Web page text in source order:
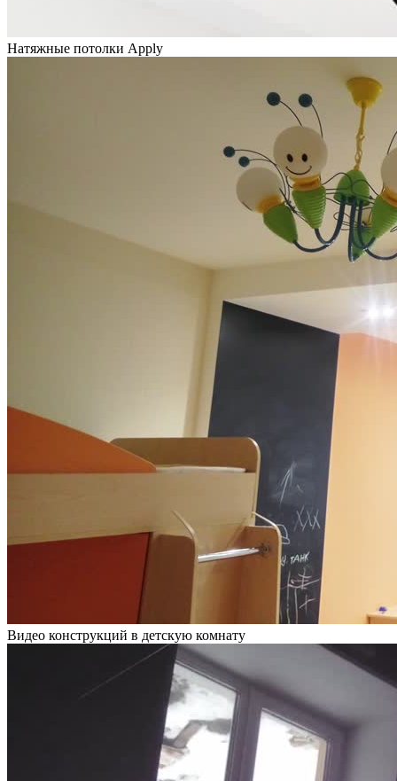
Натяжные потолки Apply
Видео конструкций в детскую комнату